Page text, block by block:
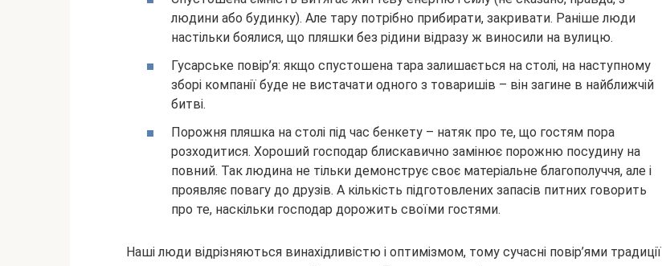
людини або будинку). Але тару потрібно прибирати, закривати. Раніше люди
настільки боялися, що пляшки без рідини відразу ж виносили на вулицю.
Гусарське повір’я: якщо спустошена тара залишається на столі, на наступному
зборі компанії буде не вистачати одного з товаришів – він загине в найближчій
битві.
Порожня пляшка на столі під час бенкету – натяк про те, що гостям пора
розходитися. Хороший господар блискавично замінює порожню посудину на
повний. Так людина не тільки демонструє своє матеріальне благополуччя, але і
проявляє повагу до друзів. А кількість підготовлених запасів питних говорить
про те, наскільки господар дорожить своїми гостями.
Наші люди відрізняються винахідливістю і оптимізмом, тому сучасні повір’ями традиції